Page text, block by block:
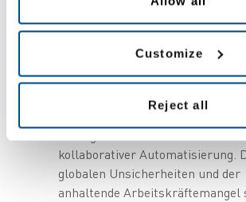
Customize
Reject all
Voice: Wie innovative
Produktion nachhaltig verbessern
automatisieren
Lunch & Networking
Energize your connected Supply
kollaborativer Automatisierung.
globalen Unsicherheiten und der
anhaltende Arbeitskräftemangel